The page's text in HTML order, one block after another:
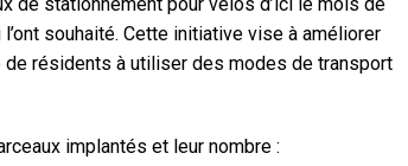
souhaité. Cette initiative vise à améliorer
résidents à utiliser des modes de transport
implantés et leur nombre :